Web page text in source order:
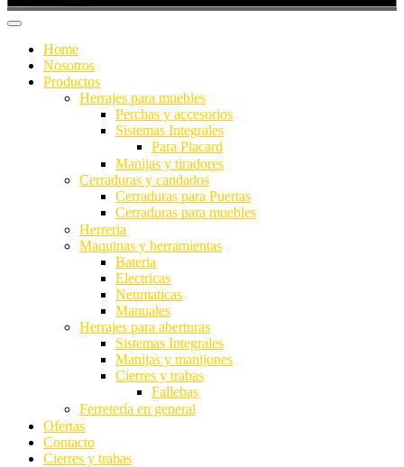
Home
Nosotros
Productos
Herrajes para muebles
Perchas y accesorios
Sistemas Integrales
Para Placard
Manijas y tiradores
Cerraduras y candados
Cerraduras para Puertas
Cerraduras para muebles
Herreria
Maquinas y herramientas
Bateria
Electricas
Neumaticas
Manuales
Herrajes para aberturas
Sistemas Integrales
Manijas y manijones
Cierres y trabas
Fallebas
Ferretería en general
Ofertas
Contacto
Cierres y trabas